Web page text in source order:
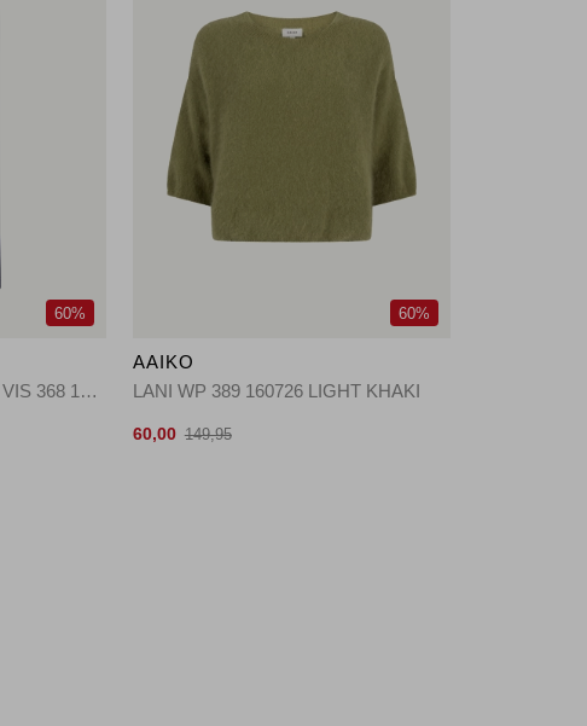
60%
NORE BUTTONS DENIM VIS 368 193925 NIGHT BLUE
60%
AAIKO
LANI WP 389 160726 LIGHT KHAKI
60,00 149,95